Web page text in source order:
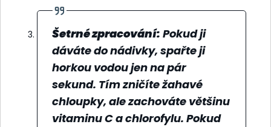
Šetrné zpracování: Pokud ji
dáváte do nádivky, spařte ji
horkou vodou jen na pár
sekund. Tím zničíte žahavé
chloupky, ale zachováte většinu
vitaminu C a chlorofylu. Pokud